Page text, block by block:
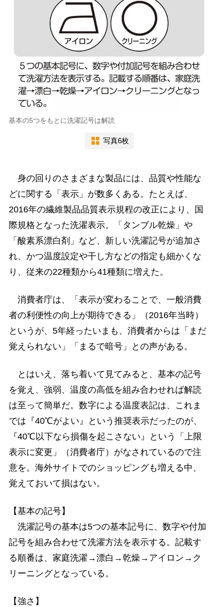
基本の5つをもとに洗濯記号は解読
写真6枚
身の回りのさまざまな製品には、品質や性能な
どに関する「表示」が数多くある。たとえば、
2016年の繊維製品品質表示規程の改正により、国
際規格となった洗濯表示。「タンブル乾燥」や
「酸素系漂白剤」など、新しい洗濯記号が追加さ
れ、かつ温度設定や干し方などの指定も細かくな
り、従来の22種類から41種類に増えた。
消費者庁は、「表示が変わることで、一般消費
者の利便性の向上が期待できる」（2016年当時）
というが、5年経ったいまも、消費者からは「まだ
覚えられない」「まるで暗号」との声がある。
とはいえ、落ち着いて見てみると、基本の記号
を覚え、強弱、温度の高低を組み合わせれば解読
は至って簡単だ。数字による温度表記は、これま
では『40℃がよい』という推奨表示だったのが、
『40℃以下なら損傷を起こさない』という「上限
表示に変更」（消費者庁）がなされているので注
意を。海外サイトでのショッピングも増える中、
覚えておいて損はない。
【基本の記号】
洗濯記号の基本は5つの基本記号に、数字や付加
記号を組み合わせて洗濯方法を表示する。記載す
る順番は、家庭洗濯→漂白→乾燥→アイロン→ク
リーニングとなっている。
【強さ】